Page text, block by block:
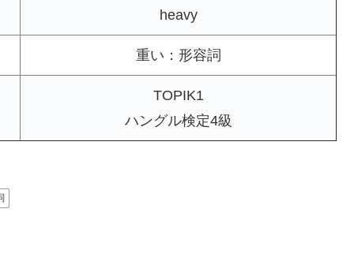
heavy
重い：形容詞
TOPIK1
ハングル検定4級